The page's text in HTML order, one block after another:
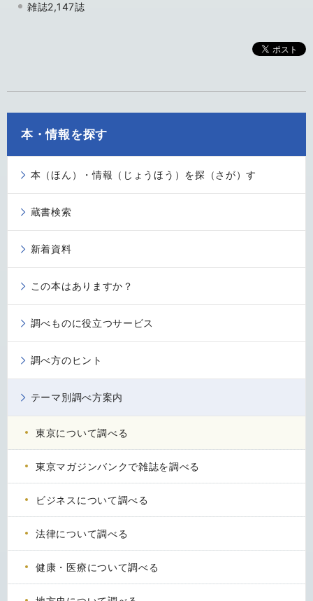
雑誌2,147誌
本・情報を探す
本（ほん）・情報（じょうほう）を探（さが）す
蔵書検索
新着資料
この本はありますか？
調べものに役立つサービス
調べ方のヒント
テーマ別調べ方案内
東京について調べる
東京マガジンバンクで雑誌を調べる
ビジネスについて調べる
法律について調べる
健康・医療について調べる